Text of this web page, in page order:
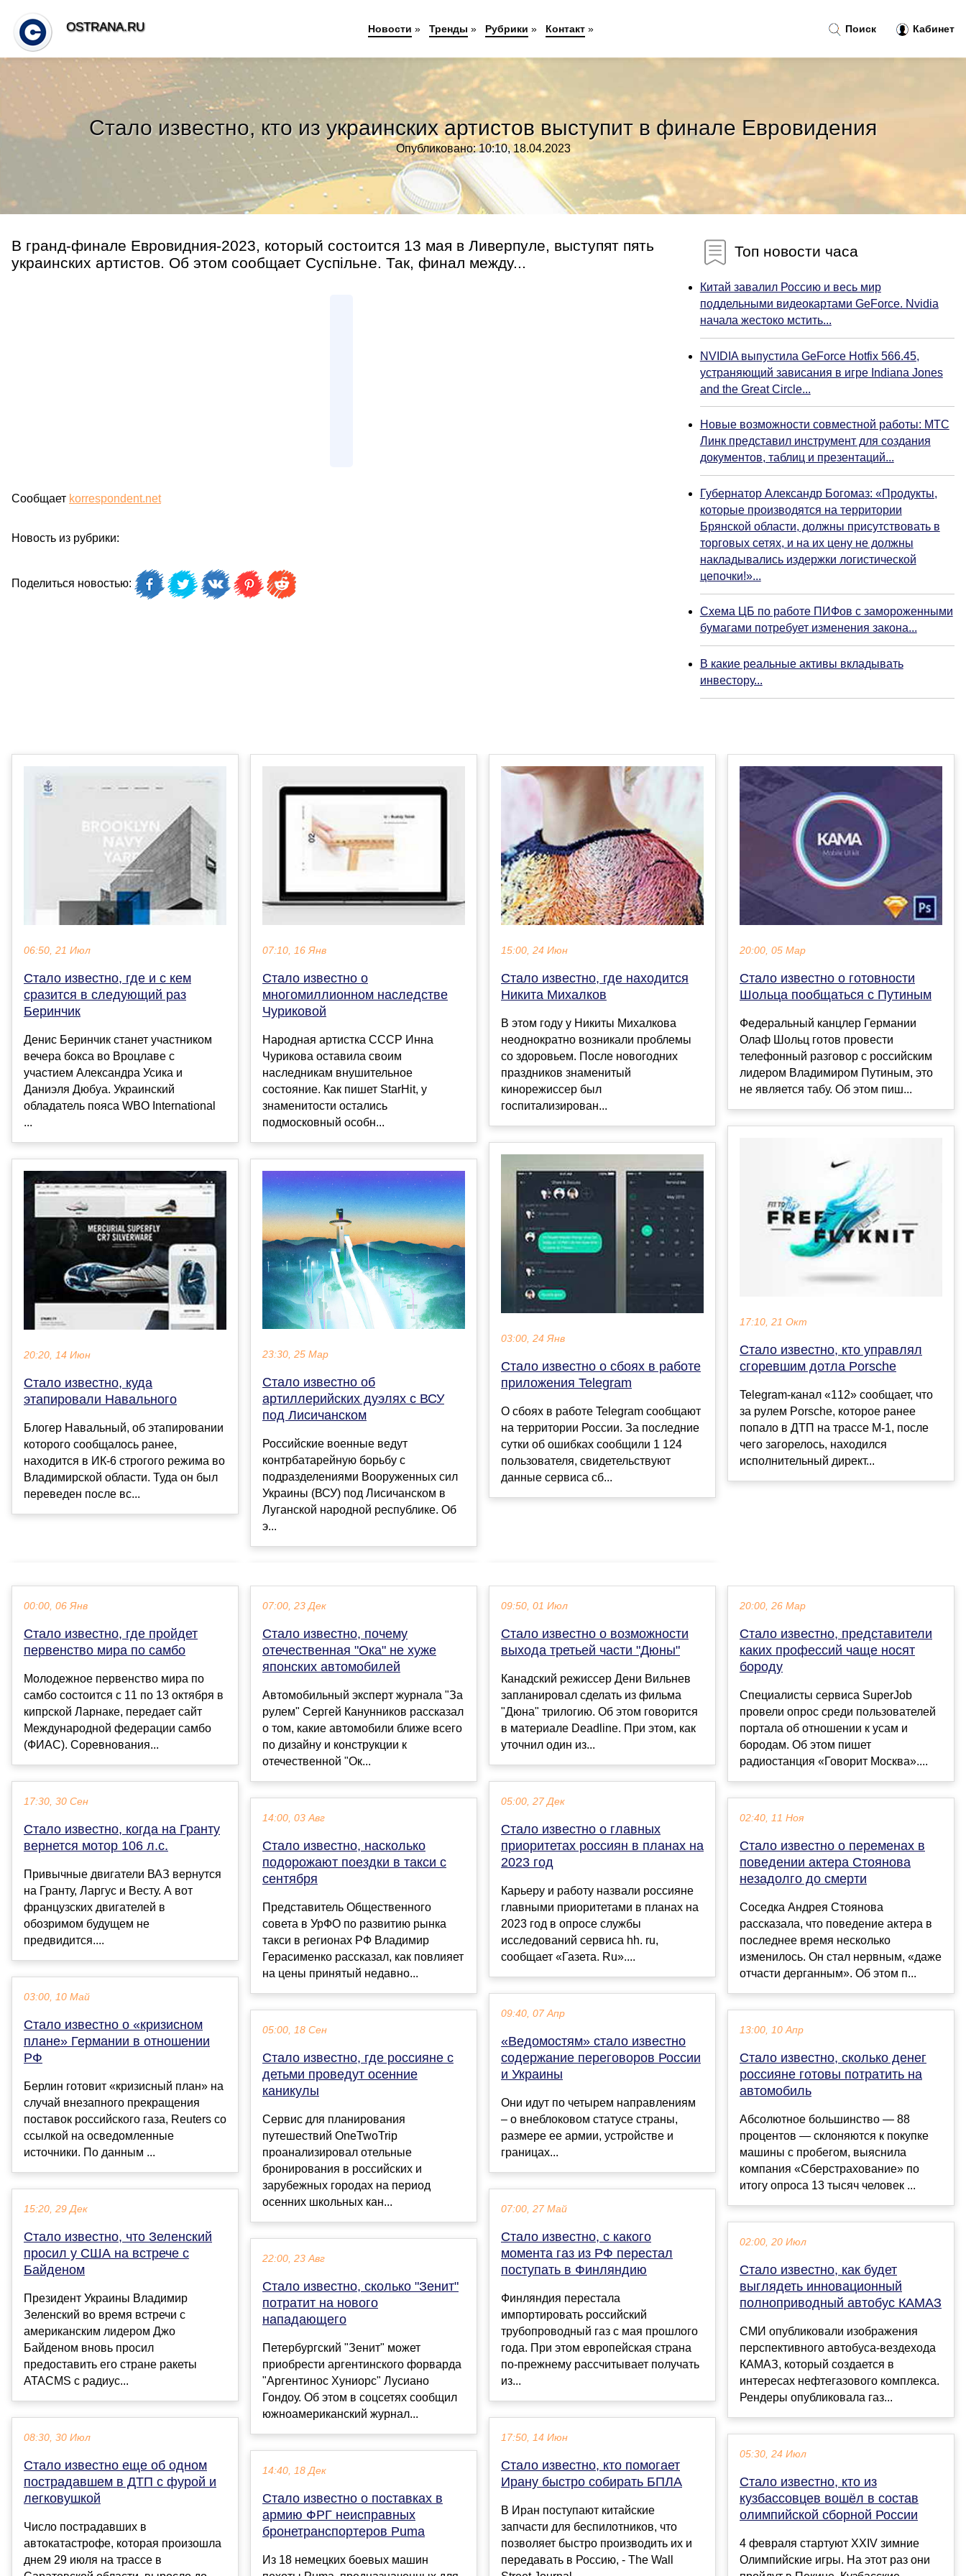
Стало известно, кто из украинских артистов выступит в финале Евровидения
Опубликовано: 10:10, 18.04.2023
В гранд-финале Евровидния-2023, который состоится 13 мая в Ливерпуле, выступят пять
украинских артистов. Об этом сообщает Суспільне. Так, финал между...
Сообщает korrespondent.net
Новость из рубрики:
Поделиться новостью:
Топ новости часа
Китай завалил Россию и весь мир
поддельными видеокартами GeForce. Nvidia
начала жестоко мстить...
NVIDIA выпустила GeForce Hotfix 566.45,
устраняющий зависания в игре Indiana Jones
and the Great Circle...
Новые возможности совместной работы: МТС
Линк представил инструмент для создания
документов, таблиц и презентаций...
Губернатор Александр Богомаз: «Продукты,
которые производятся на территории
Брянской области, должны присутствовать в
торговых сетях, и на их цену не должны
накладывались издержки логистической
цепочки!»...
Схема ЦБ по работе ПИФов с замороженными
бумагами потребует изменения закона...
В какие реальные активы вкладывать
инвестору...
06:50, 21 Июл
Стало известно, где и с кем
сразится в следующий раз
Беринчик
Денис Беринчик станет участником
вечера бокса во Вроцлаве с
участием Александра Усика и
Даниэля Дюбуа. Украинский
обладатель пояса WBO International
...
20:20, 14 Июн
Стало известно, куда
этапировали Навального
Блогер Навальный, об этапировании
которого сообщалось ранее,
находится в ИК-6 строгого режима во
Владимирской области. Туда он был
переведен после вс...
07:10, 16 Янв
Стало известно о
многомиллионном наследстве
Чуриковой
Народная артистка СССР Инна
Чурикова оставила своим
наследникам внушительное
состояние. Как пишет StarHit, у
знаменитости остались
подмосковный особн...
23:30, 25 Мар
Стало известно об
артиллерийских дуэлях с ВСУ
под Лисичанском
Российские военные ведут
контрбатарейную борьбу с
подразделениями Вооруженных сил
Украины (ВСУ) под Лисичанском в
Луганской народной республике. Об
э...
15:00, 24 Июн
Стало известно, где находится
Никита Михалков
В этом году у Никиты Михалкова
неоднократно возникали проблемы
со здоровьем. После новогодних
праздников знаменитый
кинорежиссер был
госпитализирован...
03:00, 24 Янв
Стало известно о сбоях в работе
приложения Telegram
О сбоях в работе Telegram сообщают
на территории России. За последние
сутки об ошибках сообщили 1 124
пользователя, свидетельствуют
данные сервиса сб...
20:00, 05 Мар
Стало известно о готовности
Шольца пообщаться с Путиным
Федеральный канцлер Германии
Олаф Шольц готов провести
телефонный разговор с российским
лидером Владимиром Путиным, это
не является табу. Об этом пиш...
17:10, 21 Окт
Стало известно, кто управлял
сгоревшим дотла Porsche
Telegram-канал «112» сообщает, что
за рулем Porsche, которое ранее
попало в ДТП на трассе М-1, после
чего загорелось, находился
исполнительный директ...
00:00, 06 Янв
Стало известно, где пройдет
первенство мира по самбо
Молодежное первенство мира по
самбо состоится с 11 по 13 октября в
кипрской Ларнаке, передает сайт
Международной федерации самбо
(ФИАС). Соревнования...
17:30, 30 Сен
Стало известно, когда на Гранту
вернется мотор 106 л.с.
Привычные двигатели ВАЗ вернутся
на Гранту, Ларгус и Весту. А вот
французских двигателей в
обозримом будущем не
предвидится....
03:00, 10 Май
Стало известно о «кризисном
плане» Германии в отношении
РФ
Берлин готовит «кризисный план» на
случай внезапного прекращения
поставок российского газа, Reuters со
ссылкой на осведомленные
источники. По данным ...
15:20, 29 Дек
Стало известно, что Зеленский
просил у США на встрече с
Байденом
Президент Украины Владимир
Зеленский во время встречи с
американским лидером Джо
Байденом вновь просил
предоставить его стране ракеты
ATACMS с радиус...
08:30, 30 Июл
Стало известно еще об одном
пострадавшем в ДТП с фурой и
легковушкой
Число пострадавших в
автокатастрофе, которая произошла
днем 29 июля на трассе в
07:00, 23 Дек
Стало известно, почему
отечественная "Ока" не хуже
японских автомобилей
Автомобильный эксперт журнала "За
рулем" Сергей Канунников рассказал
о том, какие автомобили ближе всего
по дизайну и конструкции к
отечественной "Ок...
14:00, 03 Авг
Стало известно, насколько
подорожают поездки в такси с
сентября
Представитель Общественного
совета в УрФО по развитию рынка
такси в регионах РФ Владимир
Герасименко рассказал, как повлияет
на цены принятый недавно...
05:00, 18 Сен
Стало известно, где россияне с
детьми проведут осенние
каникулы
Сервис для планирования
путешествий OneTwoTrip
проанализировал отельные
бронирования в российских и
зарубежных городах на период
осенних школьных кан...
22:00, 23 Авг
Стало известно, сколько "Зенит"
потратит на нового
нападающего
Петербургский "Зенит" может
приобрести аргентинского форварда
"Аргентинос Хуниорс" Лусиано
Гондоу. Об этом в соцсетях сообщил
южноамериканский журнал...
14:40, 18 Дек
Стало известно о поставках в
армию ФРГ неисправных
бронетранспортеров Puma
Из 18 немецких боевых машин
09:50, 01 Июл
Стало известно о возможности
выхода третьей части "Дюны"
Канадский режиссер Дени Вильнев
запланировал сделать из фильма
"Дюна" трилогию. Об этом говорится
в материале Deadline. При этом, как
уточнил один из...
05:00, 27 Дек
Стало известно о главных
приоритетах россиян в планах на
2023 год
Карьеру и работу назвали россияне
главными приоритетами в планах на
2023 год в опросе службы
исследований сервиса hh. ru,
сообщает «Газета. Ru»....
09:40, 07 Апр
«Ведомостям» стало известно
содержание переговоров России
и Украины
Они идут по четырем направлениям
– о внеблоковом статусе страны,
размере ее армии, устройстве и
границах...
07:00, 27 Май
Стало известно, с какого
момента газ из РФ перестал
поступать в Финляндию
Финляндия перестала
импортировать российский
трубопроводный газ с мая прошлого
года. При этом европейская страна
по-прежнему рассчитывает получать
из...
17:50, 14 Июн
Стало известно, кто помогает
Ирану быстро собирать БПЛА
В Иран поступают китайские
запчасти для беспилотников, что
позволяет быстро производить их и
передавать в Россию, - The Wall
20:00, 26 Мар
Стало известно, представители
каких профессий чаще носят
бороду
Специалисты сервиса SuperJob
провели опрос среди пользователей
портала об отношении к усам и
бородам. Об этом пишет
радиостанция «Говорит Москва»....
02:40, 11 Ноя
Стало известно о переменах в
поведении актера Стоянова
незадолго до смерти
Соседка Андрея Стоянова
рассказала, что поведение актера в
последнее время несколько
изменилось. Он стал нервным, «даже
отчасти дерганным». Об этом п...
13:00, 10 Апр
Стало известно, сколько денег
россияне готовы потратить на
автомобиль
Абсолютное большинство — 88
процентов — склоняются к покупке
машины с пробегом, выяснила
компания «Сберстрахование» по
итогу опроса 13 тысяч человек ...
02:00, 20 Июл
Стало известно, как будет
выглядеть инновационный
полноприводный автобус КАМАЗ
СМИ опубликовали изображения
перспективного автобуса-вездехода
КАМАЗ, который создается в
интересах нефтегазового комплекса.
Рендеры опубликовала газ...
05:30, 24 Июл
Стало известно, кто из
кузбассовцев вошёл в состав
олимпийской сборной России
4 февраля стартуют XXIV зимние
Олимпийские игры. На этот раз они
Поиск Кабинет
OSTRANA.RU Новости » Тренды » Рубрики » Контакт»